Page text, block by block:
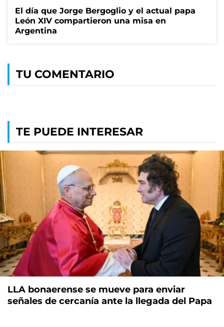
El día que Jorge Bergoglio y el actual papa
León XIV compartieron una misa en
Argentina
TU COMENTARIO
TE PUEDE INTERESAR
LLA bonaerense se mueve para enviar
señales de cercanía ante la llegada del Papa